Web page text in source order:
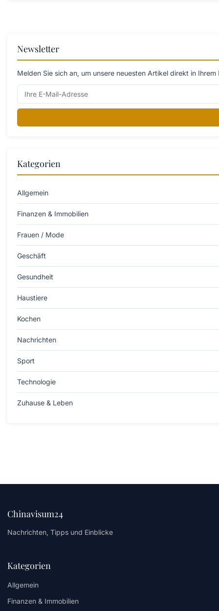
Newsletter
Melden Sie sich an, um unsere neuesten Artikel direkt in
Kategorien
Allgemein
Finanzen & Immobilien
Frauen / Mode
Geschäft
Gesundheit
Haustiere
Kochen
Nachrichten
Sport
Technologie
Zuhause & Leben
Chinavisum24
Nachrichten, Tipps und Einblicke
Kategorien
Allgemein
Finanzen & Immobilien